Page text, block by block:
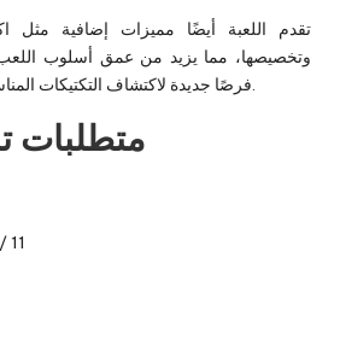
تقدم اللعبة أيضًا مميزات إضافية مثل
وتخصيصها، مما يزيد من عمق أسلوب
فرصًا جديدة لاكتشاف التكتيكات المناسبة لتحسين تجربتك كقائد.
متطلبات
11